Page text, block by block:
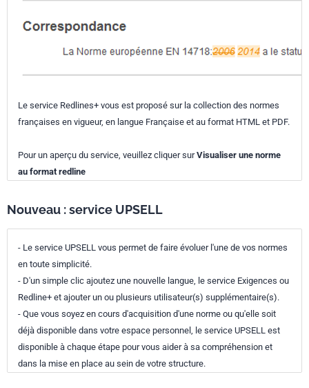
Le service Redlines+ vous est proposé sur la collection des normes
françaises en vigueur, en langue Française et au format HTML et PDF.
Pour un aperçu du service, veuillez cliquer surVisualiser une norme
au format redline
Nouveau : service UPSELL
- Le service UPSELL vous permet de faire évoluer l'une de vos normes
en toute simplicité.
- D'un simple clic ajoutez une nouvelle langue, le service Exigences ou
Redline+ et ajouter un ou plusieurs utilisateur(s) supplémentaire(s).
- Que vous soyez en cours d'acquisition d'une norme ou qu'elle soit
déjà disponible dans votre espace personnel, le service UPSELL est
disponible à chaque étape pour vous aider à sa compréhension et
dans la mise en place au sein de votre structure.